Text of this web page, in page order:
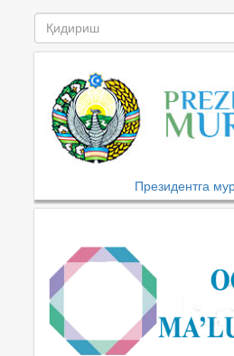
Президентга